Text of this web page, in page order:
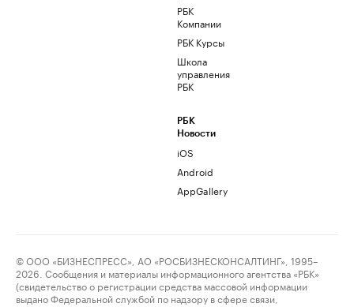
РБК
Компании
РБК Курсы
Школа
управления
РБК
РБК
Новости
iOS
Android
AppGallery
© ООО «БИЗНЕСПРЕСС», АО «РОСБИЗНЕСКОНСАЛТИНГ», 1995–
2026. Сообщения и материалы информационного агентства «РБК»
(свидетельство о регистрации средства массовой информации
выдано Федеральной службой по надзору в сфере связи,